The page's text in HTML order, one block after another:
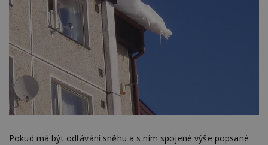
Pokud má být odtávání sněhu a s ním spojené výše popsané